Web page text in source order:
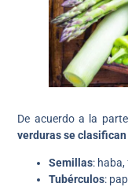
De acuerdo a la
verduras se
Semillas:
Tubérculos: